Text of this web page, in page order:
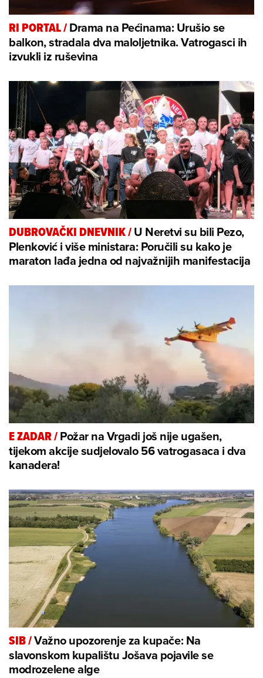
RI PORTAL/Drama na Pećinama: Urušio se
balkon, stradala dva maloljetnika. Vatrogasci ih
izvukli iz ruševina
DUBROVAČKI DNEVNIK/U Neretvi su bili Pezo,
Plenković i više ministara: Poručili su kako je
maraton lađa jedna od najvažnijih manifestacija
E ZADAR/Požar na Vrgadi još nije ugašen,
tijekom akcije sudjelovalo 56 vatrogasaca i dva
kanadera!
SIB/Važno upozorenje za kupače: Na
slavonskom kupalištu Jošava pojavile se
modrozelene alge